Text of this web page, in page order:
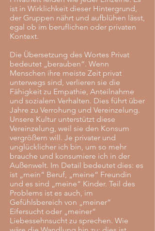
ist in Wirklichkeit dieser Hintergrund,
der Gruppen nährt und aufblühen lässt,
egal ob im beruflichen oder privaten
Kontext.
Die Übersetzung des Wortes Privat
bedeutet „berauben“. Wenn
Menschen ihre meiste Zeit privat
unterwegs sind, verlieren sie die
Fähigkeit zu Empathie, Anteilnahme
und sozialem Verhalten. Dies führt über
Jahre zu Verrohung und Vereinzelung.
Unsere Kultur unterstützt diese
Vereinzelung, weil sie den Konsum
vergrößern will. Je privater und
unglücklicher ich bin, um so mehr
brauche und konsumiere ich in der
Außenwelt. Im Detail bedeutet dies: es
ist „mein“ Beruf, „meine“ Freundin
und es sind „meine“ Kinder. Teil des
Problems ist es auch, im
Gefühlsbereich von „meiner“
Eifersucht oder „meiner“
Liebessehnsucht zu sprechen. Wie